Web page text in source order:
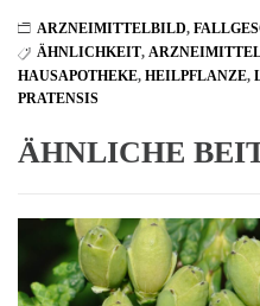
ARZNEIMITTELBILD,
ÄHNLICHKEIT,
HAUSAPOTHEKE, HEILPFLANZE,
PRATENSIS
ÄHNLICHE